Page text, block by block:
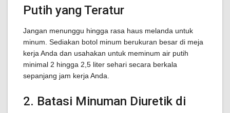
Putih yang Teratur
Jangan menunggu hingga rasa haus melanda untuk
minum. Sediakan botol minum berukuran besar di meja
kerja Anda dan usahakan untuk meminum air putih
minimal 2 hingga 2,5 liter sehari secara berkala
sepanjang jam kerja Anda.
2. Batasi Minuman Diuretik di